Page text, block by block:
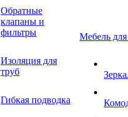
Обратные
клапаны и
фильтры
Изоляция для
труб
Гибкая подводка
Мебель